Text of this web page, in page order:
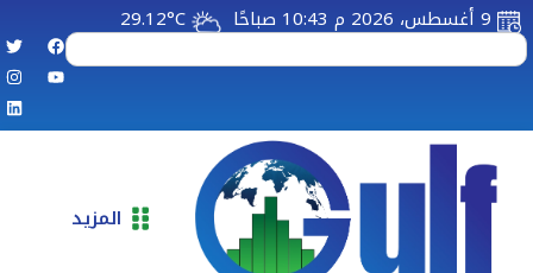
9 أغسطس، 2026 م 10:43 صباحًا 29.12°C
المزيد